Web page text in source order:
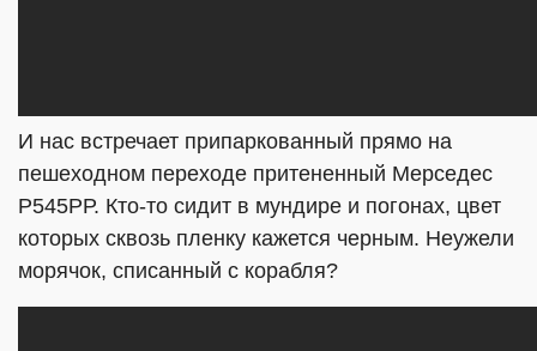
И нас встречает припаркованный прямо на
пешеходном переходе притененный Мерседес
Р545РР. Кто-то сидит в мундире и погонах, цвет
которых сквозь пленку кажется черным. Неужели
морячок, списанный с корабля?